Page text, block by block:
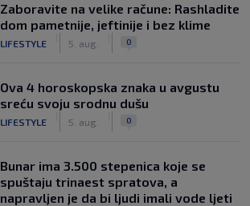
Zaboravite na velike račune: Rashladite
dom pametnije, jeftinije i bez klime
LIFESTYLE 5. aug. 0
Ova 4 horoskopska znaka u avgustu
sreću svoju srodnu dušu
LIFESTYLE 5. aug. 0
Bunar imа 3.500 stepenica koje se
spuštaju trinaest spratova, a
napravljen je da bi ljudi imali vode ljeti